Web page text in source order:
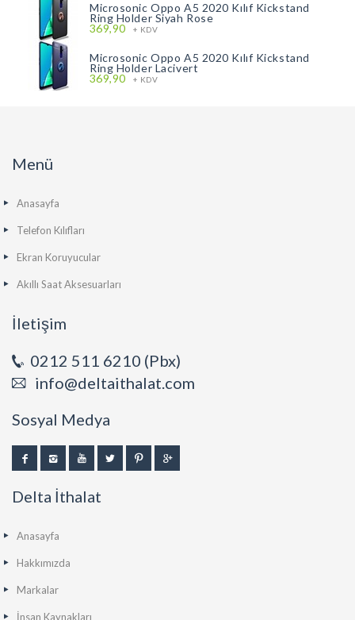
Microsonic Oppo A5 2020 Kılıf Kickstand
Ring Holder Siyah Rose
369,90 + KDV
Microsonic Oppo A5 2020 Kılıf Kickstand
Ring Holder Lacivert
369,90 + KDV
Menü
Anasayfa
Telefon Kılıfları
Ekran Koruyucular
Akıllı Saat Aksesuarları
İletişim
0212 511 6210 (Pbx)
info@deltaithalat.com
Sosyal Medya
Delta İthalat
Anasayfa
Hakkımızda
Markalar
İnsan Kaynakları